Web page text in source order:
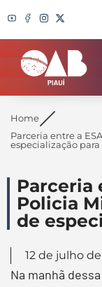
Search
Home
Parceria entre a
especialização para
Parceria
Policia
de
12 de julho de
Na manhã